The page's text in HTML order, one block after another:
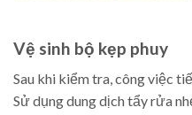
Vệ sinh bộ kẹp phuy
Sau khi kiểm tra, công việc
Sử dụng dung dịch tẩy rửa